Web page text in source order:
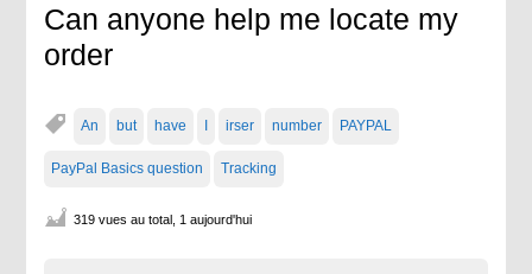
Can anyone help me locate my
order
An but have I irser number PAYPAL
PayPal Basics question Tracking
319 vues au total, 1 aujourd'hui